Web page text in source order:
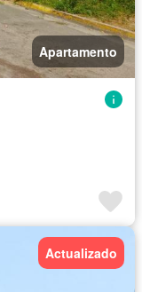
Apartamento
Actualizado